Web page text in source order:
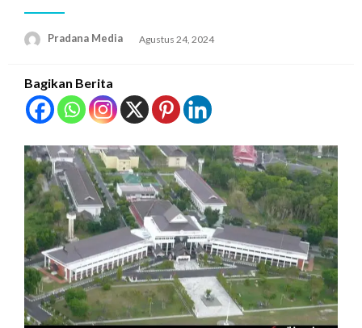
Pradana Media Agustus 24, 2024
Bagikan Berita